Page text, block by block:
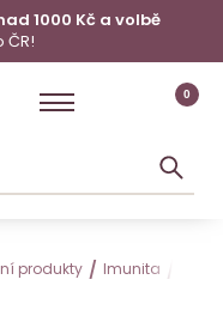
1000 Kč a volbě
ČR!
0
produkty Imunita